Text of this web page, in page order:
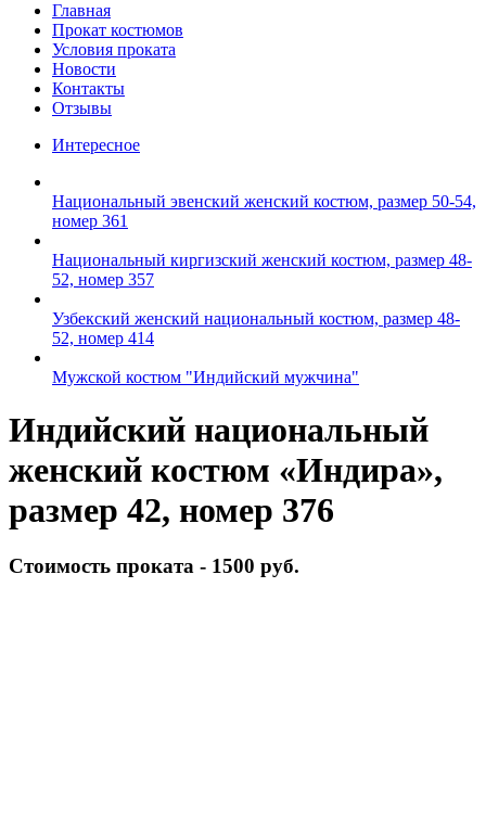
Главная
Прокат костюмов
Условия проката
Новости
Контакты
Отзывы
Интересное
Национальный эвенский женский костюм, размер 50-54,
номер 361
Национальный киргизский женский костюм, размер 48-
52, номер 357
Узбекский женский национальный костюм, размер 48-
52, номер 414
Мужской костюм "Индийский мужчина"
Индийский национальный
женский костюм «Индира»,
размер 42, номер 376
Стоимость проката - 1500 руб.